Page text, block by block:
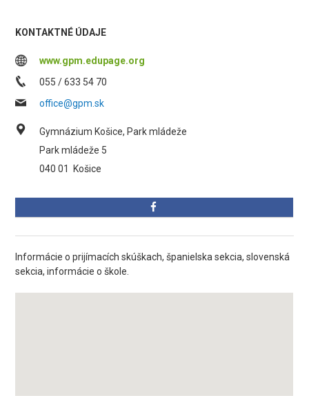
KONTAKTNÉ ÚDAJE
www.gpm.edupage.org
055 / 633 54 70
office@gpm.sk
Gymnázium Košice, Park mládeže
Park mládeže 5
040 01
Košice
Informácie o prijímacích skúškach, španielska sekcia, slovenská
sekcia, informácie o škole.